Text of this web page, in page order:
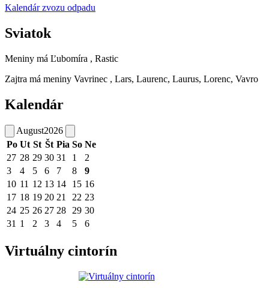
Kalendár zvozu odpadu
Sviatok
Meniny má Ľubomíra , Rastic
Zajtra má meniny Vavrinec , Lars, Laurenc, Laurus, Lorenc, Vavro
Kalendár
August2026
Po Ut St Št Pia So Ne
27 28 29 30 31 1
2
3
4 5 6 7 8
9
10 11 12 13 14 15 16
17 18 19 20 21 22 23
24 25 26 27 28 29 30
31 1 2 3 4 5 6
Virtuálny cintorín